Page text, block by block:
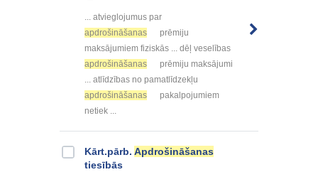
... atvieglojumus par
apdrošināšanas
prēmiju
maksājumiem fiziskās ... dēļ veselības
apdrošināšanas
prēmiju maksājumi
... atlīdzības no pamatlīdzekļu
apdrošināšanas
pakalpojumiem
netiek ...
Kārt.pārb. Apdrošināšanas
tiesībās